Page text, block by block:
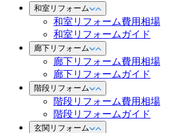
和室リフォーム
和室リフォーム費用相場
和室リフォームガイド
廊下リフォーム
廊下リフォーム費用相場
廊下リフォームガイド
階段リフォーム
階段リフォーム費用相場
階段リフォームガイド
玄関リフォーム